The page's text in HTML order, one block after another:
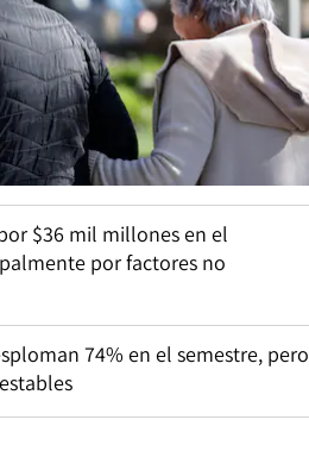
$36 mil millones en el
por factores no
74% en el semestre, pero